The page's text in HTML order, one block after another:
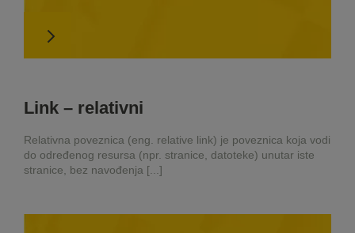
Link – relativni
Relativna poveznica (eng. relative link) je poveznica koja vodi
do određenog resursa (npr. stranice, datoteke) unutar iste
stranice, bez navođenja [...]